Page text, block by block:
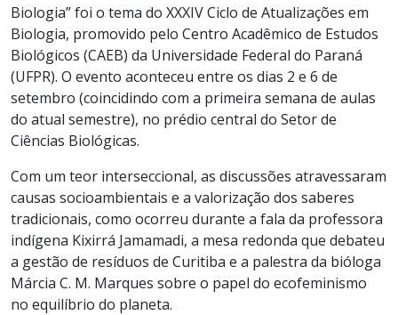
Biologia” foi o tema do XXXIV Ciclo de Atualizações em
Biologia, promovido pelo Centro Acadêmico de Estudos
Biológicos (CAEB) da Universidade Federal do Paraná
(UFPR). O evento aconteceu entre os dias 2 e 6 de
setembro (coincidindo com a primeira semana de aulas
do atual semestre), no prédio central do Setor de
Ciências Biológicas.
Com um teor interseccional, as discussões atravessaram
causas socioambientais e a valorização dos saberes
tradicionais, como ocorreu durante a fala da professora
indígena Kixirrá Jamamadi, a mesa redonda que debateu
a gestão de resíduos de Curitiba e a palestra da bióloga
Márcia C. M. Marques sobre o papel do ecofeminismo
no equilíbrio do planeta.